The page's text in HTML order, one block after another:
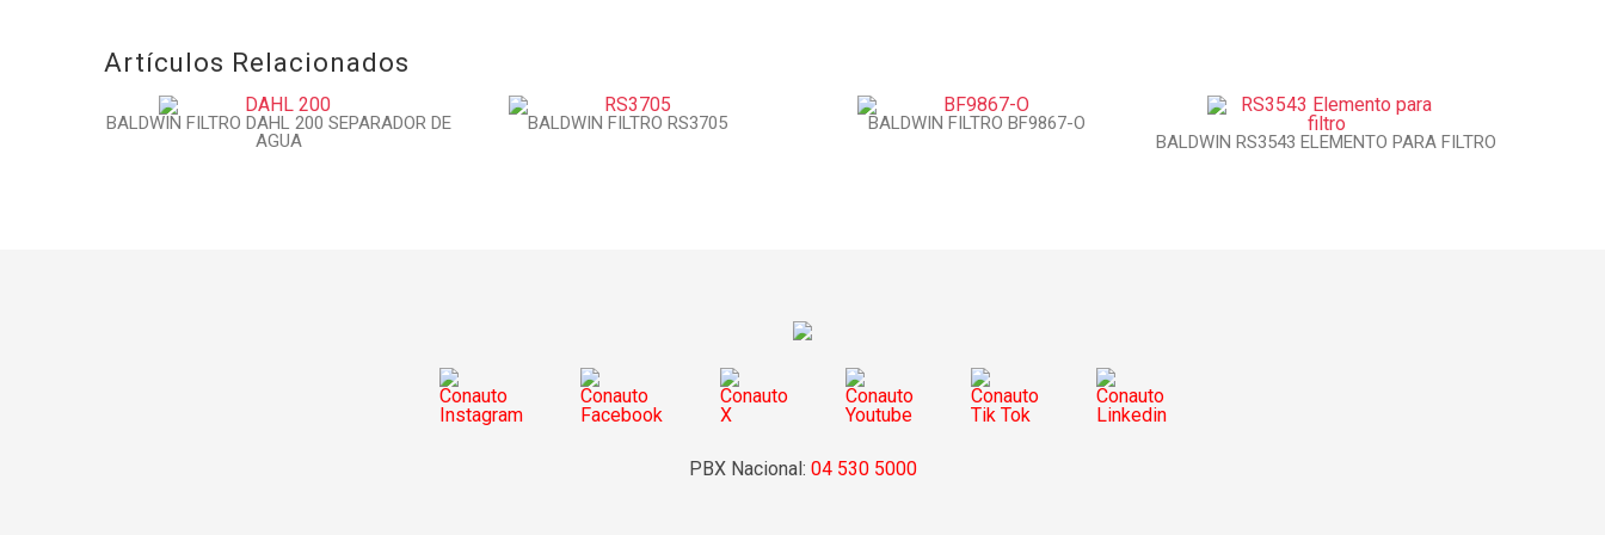
Artículos Relacionados
BALDWIN FILTRO DAHL 200 SEPARADOR DE
AGUA
BALDWIN FILTRO RS3705
BALDWIN FILTRO BF9867-O
BALDWIN RS3543 ELEMENTO PARA FILTRO
PBX Nacional: 04 530 5000